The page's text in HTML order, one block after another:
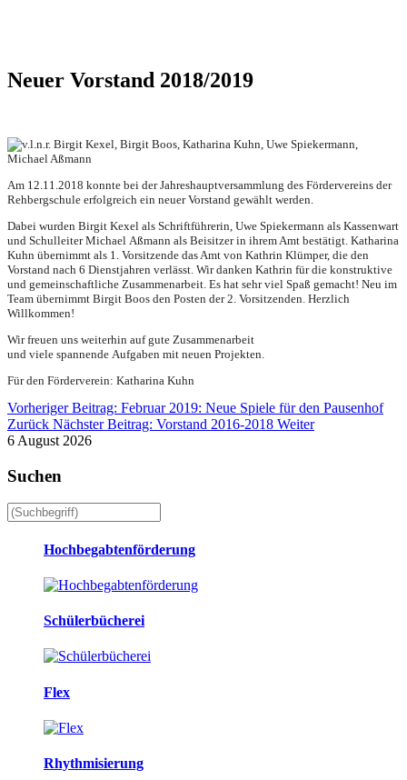
Neuer Vorstand 2018/2019
Am 12.11.2018 konnte bei der Jahreshauptversammlung des Fördervereins der
Rehbergschule erfolgreich ein neuer Vorstand gewählt werden.
Dabei wurden Birgit Kexel als Schriftführerin, Uwe Spiekermann als Kassenwart
und Schulleiter Michael Aßmann als Beisitzer in ihrem Amt bestätigt. Katharina
Kuhn übernimmt als 1. Vorsitzende das Amt von Kathrin Klümper, die den
Vorstand nach 6 Dienstjahren verlässt. Wir danken Kathrin für die konstruktive
und gemeinschaftliche Zusammenarbeit. Es hat sehr viel Spaß gemacht! Neu im
Team übernimmt Birgit Boos den Posten der 2. Vorsitzenden. Herzlich
Willkommen!
Wir freuen uns weiterhin auf gute Zusammenarbeit
und viele spannende Aufgaben mit neuen Projekten.
Für den Förderverein: Katharina Kuhn
Vorheriger Beitrag: Februar 2019: Neue Spiele für den Pausenhof
Zurück Nächster Beitrag: Vorstand 2016-2018 Weiter
6 August 2026
Suchen
Hochbegabtenförderung
Schülerbücherei
Flex
Rhythmisierung